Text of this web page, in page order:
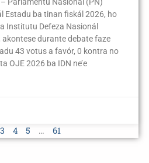
Parlamentu Nasionál (PN)
Estadu ba tinan fiskál 2026, ho
Institutu Defeza Nasionál
akontese durante debate faze
43 votus a favór, 0 kontra no
OJE 2026 ba IDN ne’e
3 4 5 … 61